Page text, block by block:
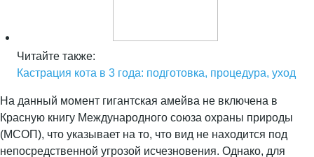
Читайте также:
Кастрация кота в 3 года: подготовка, процедура, уход
На данный момент гигантская амейва не включена в
Красную книгу Международного союза охраны природы
(МСОП), что указывает на то, что вид не находится под
непосредственной угрозой исчезновения. Однако, для